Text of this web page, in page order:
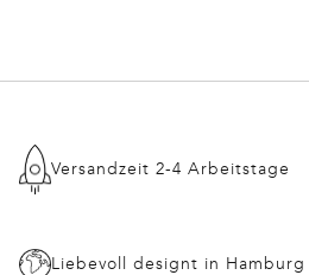
Versandzeit 2-4 Arbeitstage
Liebevoll designt in Hamburg